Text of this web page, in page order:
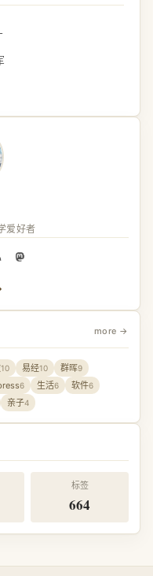
爱好者
more →
10 易经10 群晖9
6 生活6 软件6
亲子4
标签
664